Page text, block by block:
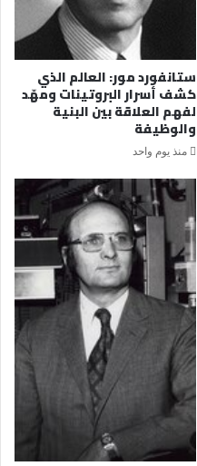
ستانفورد مور: العالم الذي
كشف أسرار البروتينات ومهّد
لفهم العلاقة بين البنية
والوظيفة
منذ يوم واحد